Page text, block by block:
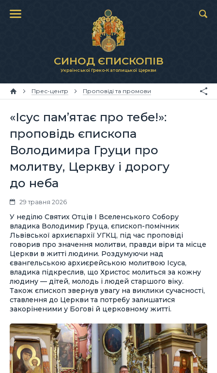
СИНОД ЄПИСКОПІВ
Української Греко-Католицької Церкви
Прес-центр Проповіді та промови
«Ісус пам’ятає про тебе!»:
проповідь єпископа
Володимира Груци про
молитву, Церкву і дорогу
до неба
29 травня 2026
У неділю Святих Отців І Вселенського Собору
владика Володимир Груца, єпископ-помічник
Львівської архиєпархії УГКЦ, під час проповіді
говорив про значення молитви, правди віри та місце
Церкви в житті людини. Роздумуючи над
євангельською архиєрейською молитвою Ісуса,
владика підкреслив, що Христос молиться за кожну
людину — дітей, молодь і людей старшого віку.
Також єпископ звернув увагу на виклики сучасності,
ставлення до Церкви та потребу залишатися
закоріненими у Богові й церковному житті.